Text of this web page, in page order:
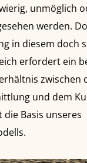
unmöglich
werden.
in diesem doch
erfordert ein
zwischen
und dem
Basis unseres